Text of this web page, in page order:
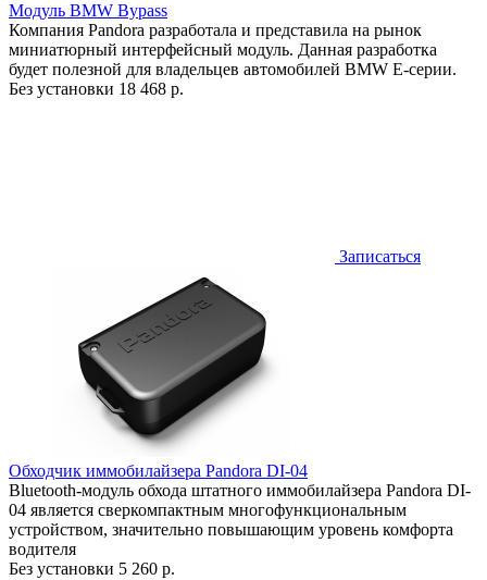
Модуль BMW Bypass
Компания Pandora разработала и представила на рынок
миниатюрный интерфейсный модуль. Данная разработка
будет полезной для владельцев автомобилей BMW Е-серии.
Без установки 18 468 р.
Записаться
Обходчик иммобилайзера Pandora DI-04
Bluetooth-модуль обхода штатного иммобилайзера Pandora DI-
04 является сверкомпактным многофункциональным
устройством, значительно повышающим уровень комфорта
водителя
Без установки 5 260 р.